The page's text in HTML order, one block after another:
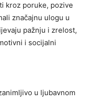
kroz poruke, pozive
značajnu ulogu u
pažnju i zrelost,
i socijalni
u ljubavnom